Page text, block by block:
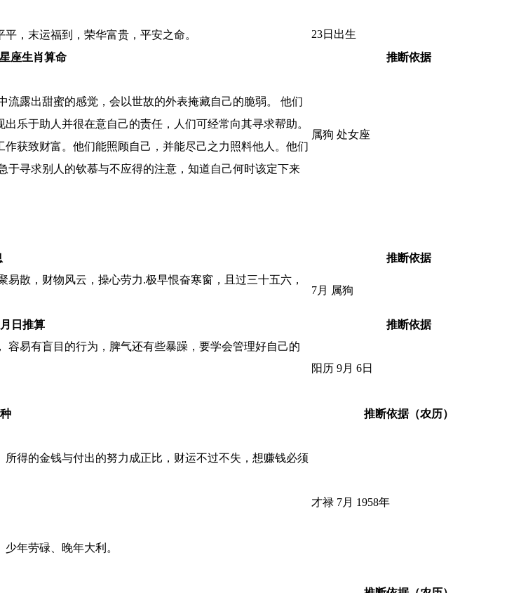
，末运福到，荣华富贵，平安之命。
23日出生
座生肖算命
推断依据
露出甜蜜的感觉，会以世故的外表掩藏自己的脆弱。 他们
乐于助人并很在意自己的责任，人们可经常向其寻求帮助。
获致财富。他们能照顾自己，并能尽己之力照料他人。他们
寻求别人的钦慕与不应得的注意，知道自己何时该定下来
属狗 处女座
推断依据
散，财物风云，操心劳力.极早恨奋寒窗，且过三十五六，
7月 属狗
日推算
推断依据
易有盲目的行为，脾气还有些暴躁，要学会管理好自己的
阳历 9月 6日
推断依据（农历）
得的金钱与付出的努力成正比，财运不过不失，想赚钱必须
年劳碌、晚年大利。
才禄 7月 1958年